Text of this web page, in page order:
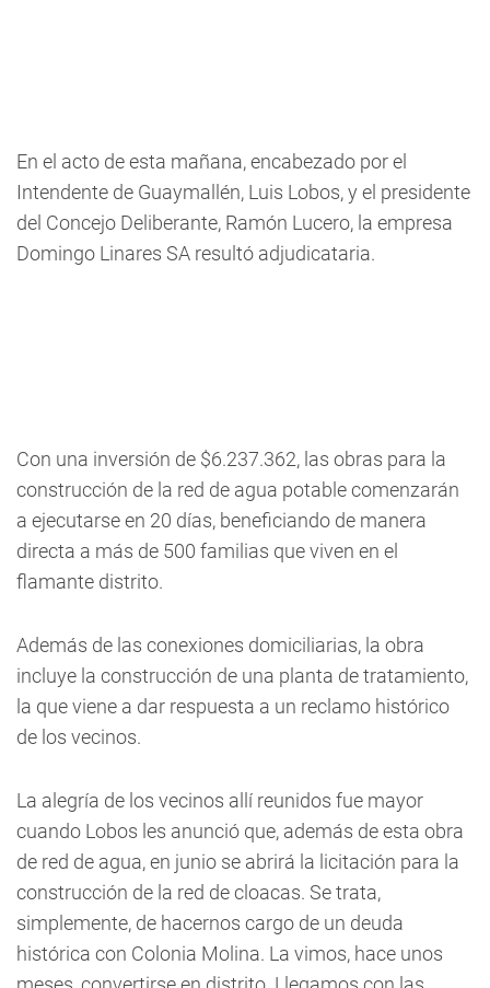
En el acto de esta mañana, encabezado por el
Intendente de Guaymallén, Luis Lobos, y el presidente
del Concejo Deliberante, Ramón Lucero, la empresa
Domingo Linares SA resultó adjudicataria.
Con una inversión de $6.237.362, las obras para la
construcción de la red de agua potable comenzarán
a ejecutarse en 20 días, beneficiando de manera
directa a más de 500 familias que viven en el
flamante distrito.
Además de las conexiones domiciliarias, la obra
incluye la construcción de una planta de tratamiento,
la que viene a dar respuesta a un reclamo histórico
de los vecinos.
La alegría de los vecinos allí reunidos fue mayor
cuando Lobos les anunció que, además de esta obra
de red de agua, en junio se abrirá la licitación para la
construcción de la red de cloacas. Se trata,
simplemente, de hacernos cargo de un deuda
histórica con Colonia Molina. La vimos, hace unos